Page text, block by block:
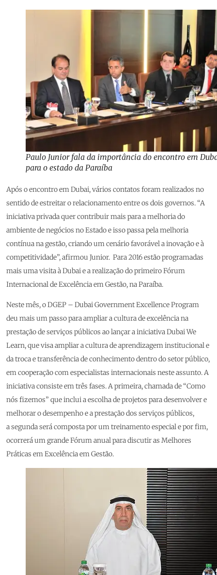
Paulo Junior fala da importância do encontro em
para o estado da Paraíba
Após o encontro em Dubai, vários contatos foram realizados no
sentido de estreitar o relacionamento entre os dois governos. “A
iniciativa privada quer contribuir mais para a melhoria do
ambiente de negócios no Estado e isso passa pela melhoria
contínua na gestão, criando um cenário favorável a inovação e à
competitividade”, afirmou Junior. Para 2016 estão programadas
mais uma visita à Dubai e a realização do primeiro Fórum
Internacional de Excelência em Gestão, na Paraíba.
Neste mês, o DGEP – Dubai Government Excellence Program
deu mais um passo para ampliar a cultura de excelência na
prestação de serviços públicos ao lançar a iniciativa Dubai We
Learn, que visa ampliar a cultura de aprendizagem institucional e
da troca e transferência de conhecimento dentro do setor público,
em cooperação com especialistas internacionais neste assunto. A
iniciativa consiste em três fases. A primeira, chamada de “Como
nós fizemos” que inclui a escolha de projetos para desenvolver e
melhorar o desempenho e a prestação dos serviços públicos,
a segunda será composta por um treinamento especial e por fim,
ocorrerá um grande Fórum anual para discutir as Melhores
Práticas em Excelência em Gestão.